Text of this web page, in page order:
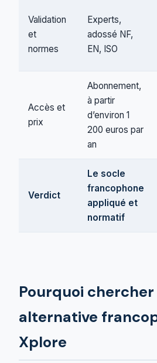
Validation
et
normes
Experts,
adossé NF,
EN, ISO
Accès et
prix
Abonnement,
à partir
d’environ 1
200 euros par
an
Verdict
Le socle
francophone
appliqué et
normatif
Pourquoi chercher
alternative
Xplore